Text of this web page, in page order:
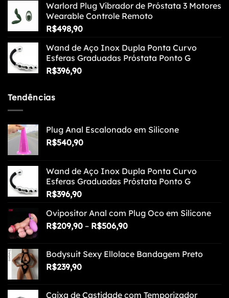
preço:
R$166,90
Warlord Plug Vibrador de Próstata 3 Motores
Wearable Controle Remoto
R$498,90
Wand de Aço Inox Dupla Ponta Curvo
Esferas Graduadas Próstata Ponto G
R$396,90
Tendências
Plug Anal Escalonado em Silicone
R$540,90
Wand de Aço Inox Dupla Ponta Curvo
Esferas Graduadas Próstata Ponto G
R$396,90
Ovipositor Anal com Plug Oco em Silicone
R$209,90 – R$506,90Faixa
R$209,90
Bodysuit Sexy Ellolace Bandagem Preto
R$239,90
Caixa de Castidade com Temporizador